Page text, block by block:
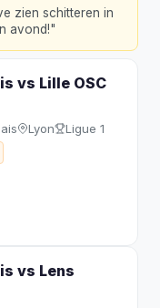
zien schitteren in
avond!"
vs Lille OSC
Lyon Ligue 1
vs Lens